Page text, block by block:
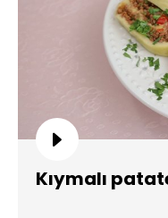
Kıymalı